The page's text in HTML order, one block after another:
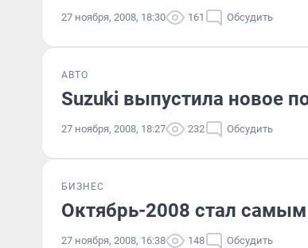
27 ноября, 2008, 18:30 161 Обсудить
АВТО
Suzuki выпустила новое
27 ноября, 2008, 18:27 232 Обсудить
БИЗНЕС
Октябрь-2008 стал
27 ноября, 2008, 16:38 148 Обсудить